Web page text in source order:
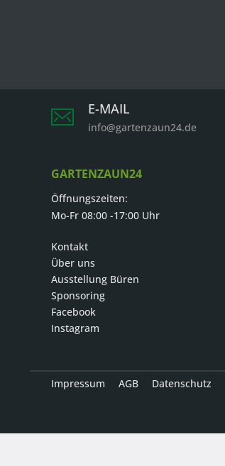
E-MAIL
info@gartenzaun24.de
GARTENZAUN24
Öffnungszeiten:
Mo-Fr 08:00 -17:00 Uhr
Kontakt
Über uns
Ausstellung Büren
Sponsoring
Facebook
Instagram
Impressum AGB Datenschutz